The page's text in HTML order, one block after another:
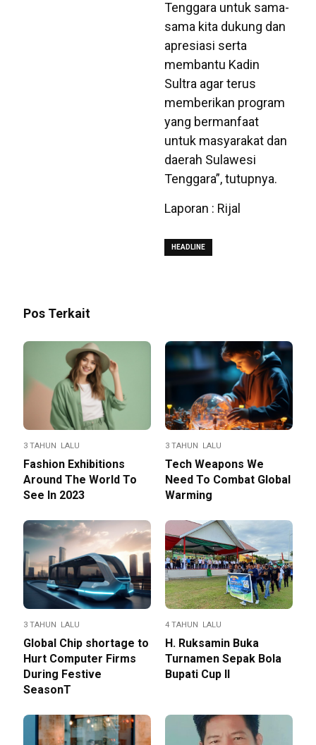
Tenggara untuk sama-
sama kita dukung dan
apresiasi serta
membantu Kadin
Sultra agar terus
memberikan program
yang bermanfaat
untuk masyarakat dan
daerah Sulawesi
Tenggara”, tutupnya.
Laporan : Rijal
HEADLINE
Pos Terkait
3 TAHUN LALU
Fashion Exhibitions
Around The World To
See In 2023
3 TAHUN LALU
Tech Weapons We
Need To Combat Global
Warming
3 TAHUN LALU
Global Chip shortage to
Hurt Computer Firms
During Festive
SeasonT
4 TAHUN LALU
H. Ruksamin Buka
Turnamen Sepak Bola
Bupati Cup ll